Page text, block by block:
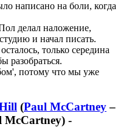
написано на боли, когда
делал наложение,
и начал писать.
только середина
разобраться.
потому что мы уже
(Paul McCartney –
McCartney) -